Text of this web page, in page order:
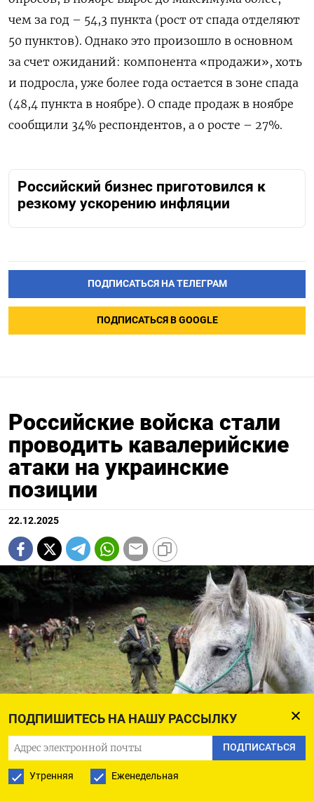
ПОДПИШИТЕСЬ НА НАШУ РАССЫЛКУ
ПОДПИСАТЬСЯ
Утренняя Еженедельная
чем за год – 54,3 пункта (рост от спада отделяют
50 пунктов). Однако это произошло в основном
за счет ожиданий: компонента «продажи», хоть
и подросла, уже более года остается в зоне спада
(48,4 пункта в ноябре). О спаде продаж в ноябре
сообщили 34% респондентов, а о росте – 27%.
Российский бизнес приготовился к
резкому ускорению инфляции
ПОДПИСАТЬСЯ НА ТЕЛЕГРАМ
ПОДПИСАТЬСЯ В GOOGLE
Российские войска стали
проводить кавалерийские
атаки на украинские
позиции
22.12.2025
Денис Абрамов/ТАСС